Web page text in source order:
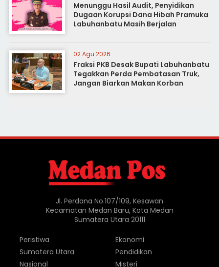
Menunggu Hasil Audit, Penyidikan
Dugaan Korupsi Dana Hibah Pramuka
Labuhanbatu Masih Berjalan
02 Agu 2026
Fraksi PKB Desak Bupati Labuhanbatu
Tegakkan Perda Pembatasan Truk,
Jangan Biarkan Makan Korban
Jl. Perdana No.107/109, Kesawan
Kecamatan Medan Baru, Kota Medan
Sumatera Utara 20111
Peristiwa
Sumatera Utara
Nasional
Ekonomi
Pendidikan
Misteri